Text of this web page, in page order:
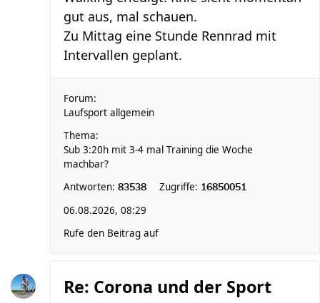
gut aus, mal schauen.
Zu Mittag eine Stunde Rennrad mit
Intervallen geplant.
Forum:
Laufsport allgemein
Thema:
Sub 3:20h mit 3-4 mal Training die Woche
machbar?
Antworten: 83538 Zugriffe: 16850051
06.08.2026, 08:29
Rufe den Beitrag auf
Re: Corona und der Sport